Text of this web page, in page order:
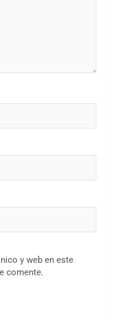
y web en este
comente.